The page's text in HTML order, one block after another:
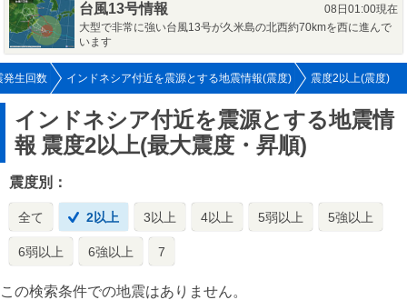
台風13号情報
08日01:00現在
大型で非常に強い台風13号が久米島の北西約70kmを西に進んで
います
発生回数 インドネシア付近を震源とする地震情報(震度) 震度2以上(震度)
インドネシア付近を震源とする地震情
報 震度2以上(最大震度・昇順)
震度別：
全て 2以上 3以上 4以上 5弱以上 5強以上
6弱以上 6強以上 7
この検索条件での地震はありません。